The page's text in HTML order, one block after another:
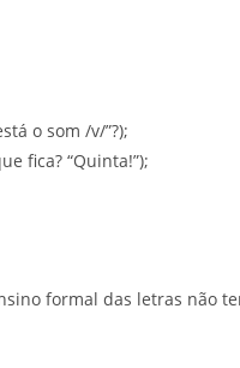
o som /v/”?);
fica? “Quinta!”);
formal das letras não